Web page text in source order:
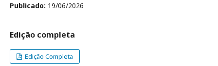
Publicado: 19/06/2026
Edição completa
Edição Completa